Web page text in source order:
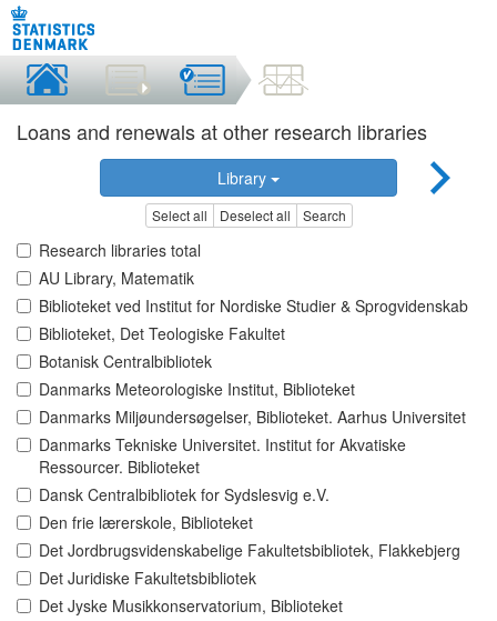
Loans and renewals at other research libraries
Library
Select all Deselect all Search
Research libraries total
AU Library, Matematik
Biblioteket ved Institut for Nordiske Studier & Sprogvidenskab
Biblioteket, Det Teologiske Fakultet
Botanisk Centralbibliotek
Danmarks Meteorologiske Institut, Biblioteket
Danmarks Miljøundersøgelser, Biblioteket. Aarhus Universitet
Danmarks Tekniske Universitet. Institut for Akvatiske
Ressourcer. Biblioteket
Dansk Centralbibliotek for Sydslesvig e.V.
Den frie lærerskole, Biblioteket
Det Jordbrugsvidenskabelige Fakultetsbibliotek, Flakkebjerg
Det Juridiske Fakultetsbibliotek
Det Jyske Musikkonservatorium, Biblioteket